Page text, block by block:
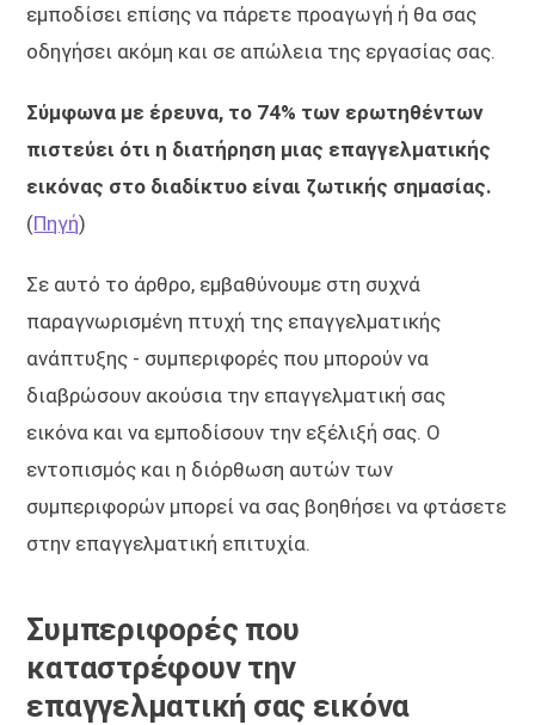
εμποδίσει επίσης να πάρετε προαγωγή ή θα σας
οδηγήσει ακόμη και σε απώλεια της εργασίας σας.
Σύμφωνα με έρευνα, το 74% των ερωτηθέντων
πιστεύει ότι η διατήρηση μιας επαγγελματικής
εικόνας στο διαδίκτυο είναι ζωτικής σημασίας.
(Πηγή)
Σε αυτό το άρθρο, εμβαθύνουμε στη συχνά
παραγνωρισμένη πτυχή της επαγγελματικής
ανάπτυξης - συμπεριφορές που μπορούν να
διαβρώσουν ακούσια την επαγγελματική σας
εικόνα και να εμποδίσουν την εξέλιξή σας. Ο
εντοπισμός και η διόρθωση αυτών των
συμπεριφορών μπορεί να σας βοηθήσει να φτάσετε
στην επαγγελματική επιτυχία.
Συμπεριφορές που
καταστρέφουν την
επαγγελματική σας εικόνα